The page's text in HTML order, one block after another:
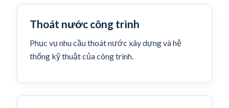
Thoát nước công trình
Phục vụ nhu cầu thoát nước xây dựng và hệ
thống kỹ thuật của công trình.